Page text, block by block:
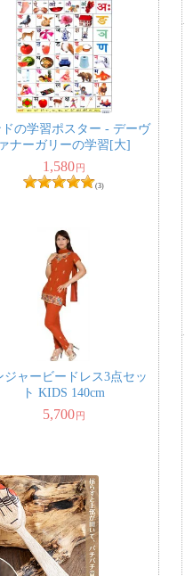
ドの学習ポスター - デーヴ
ァナーガリーの学習[大]
1,580円
(3)
ジャービードレス3点セッ
ト KIDS 140cm
5,700円